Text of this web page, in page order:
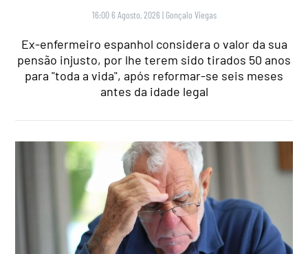
16:00 6 Agosto, 2026 | Gonçalo Viegas
Ex-enfermeiro espanhol considera o valor da sua
pensão injusto, por lhe terem sido tirados 50 anos
para "toda a vida", após reformar-se seis meses
antes da idade legal